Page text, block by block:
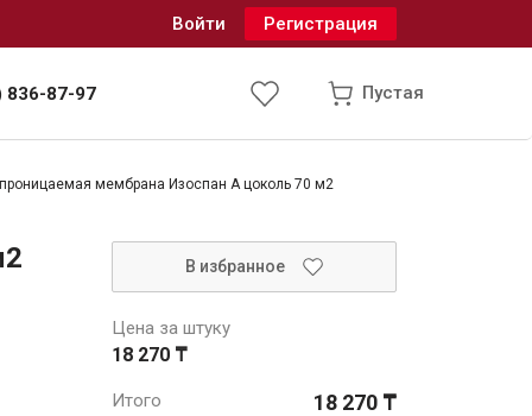
мембрана Изоспан A цоколь 70 м2
В избранное
Цена за штуку
18 270 ₸
Итого 18 270 ₸
Войти Регистрация
836-87-97 Пустая
и водоотведение